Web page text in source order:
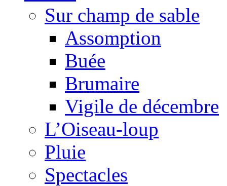
Sur champ de sable
Assomption
Buée
Brumaire
Vigile de décembre
L’Oiseau-loup
Pluie
Spectacles